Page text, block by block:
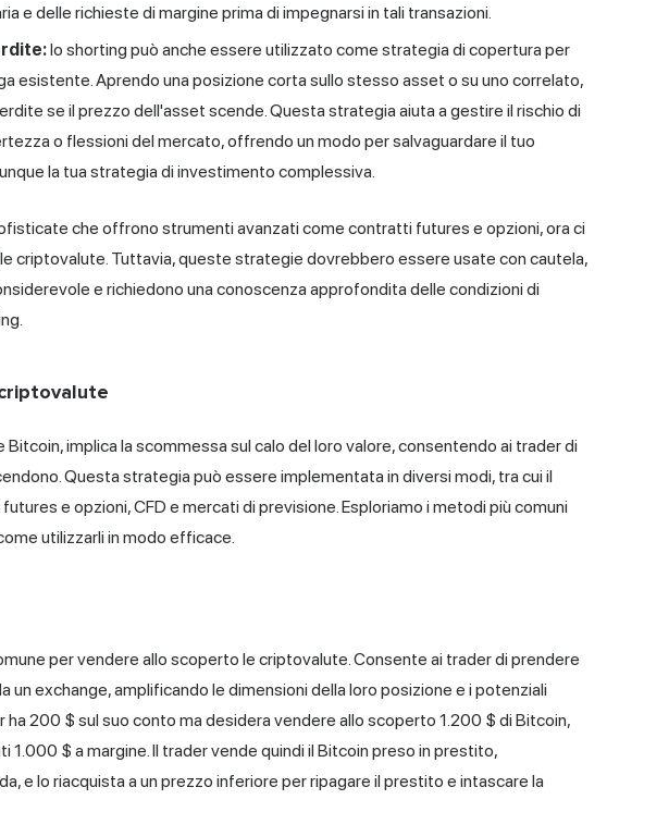
e delle richieste di margine prima di impegnarsi in tali transazioni.
lo shorting può anche essere utilizzato come strategia di copertura per
esistente. Aprendo una posizione corta sullo stesso asset o su uno correlato,
se il prezzo dell'asset scende. Questa strategia aiuta a gestire il rischio di
o flessioni del mercato, offrendo un modo per salvaguardare il tuo
la tua strategia di investimento complessiva.
che offrono strumenti avanzati come contratti futures e opzioni, ora ci
criptovalute. Tuttavia, queste strategie dovrebbero essere usate con cautela,
e richiedono una conoscenza approfondita delle condizioni di
implica la scommessa sul calo del loro valore, consentendo ai trader di
Questa strategia può essere implementata in diversi modi, tra cui il
e opzioni, CFD e mercati di previsione. Esploriamo i metodi più comuni
utilizzarli in modo efficace.
per vendere allo scoperto le criptovalute. Consente ai trader di prendere
un exchange, amplificando le dimensioni della loro posizione e i potenziali
200 $ sul suo conto ma desidera vendere allo scoperto 1.200 $ di Bitcoin,
1.000 $ a margine. Il trader vende quindi il Bitcoin preso in prestito,
e lo riacquista a un prezzo inferiore per ripagare il prestito e intascare la